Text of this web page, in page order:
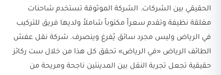
الحقيقي بين الشركات. الشركة الموثوقة تستخدم شاحنات
مغلقة نظيفة وتقدم سعراً مكتوباً شاملاً ولديها فريق للتركيب
في الرياض وليس مجرد سائق يُفرغ وينصرف. شركة نقل عفش
الطائف الرياض «في الرياض» تحقق كل هذا من خلال ست ركائز
حقيقية تجعل تجربة النقل بين المدينتين ناجحة ومريحة من